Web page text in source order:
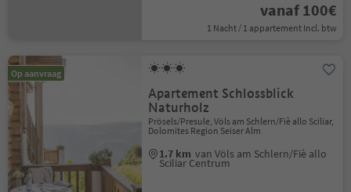
vanaf 100€
1 Nacht / 1 appartement Incl. btw
Op aanvraag
Apartement Schlossblick
Naturholz
Prösels/Presule, Völs am Schlern/Fiè allo Sciliar,
Dolomites Region Seiser Alm
1.7 km van Völs am Schlern/Fiè allo
Sciliar Centrum